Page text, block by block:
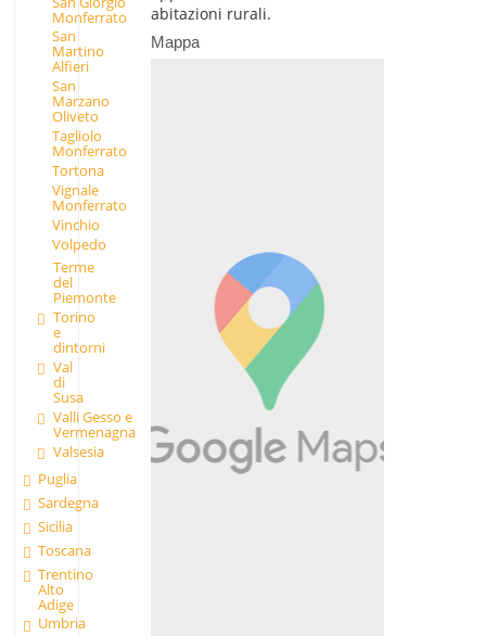
Monferrato
San
Martino
Alfieri
San
Marzano
Oliveto
Tagliolo
Monferrato
Tortona
Vignale
Monferrato
Vinchio
Volpedo
Terme
del
Piemonte
Torino
e
dintorni
Val
di
Susa
Valli Gesso e
Vermenagna
Valsesia
Puglia
Sardegna
Sicilia
Toscana
Trentino
Alto
Adige
Umbria
abitazioni rurali.
Mappa